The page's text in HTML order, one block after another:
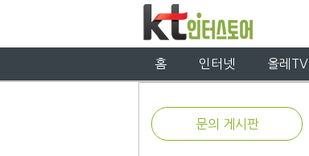
홈 인터넷 올레TV
문의 게시판